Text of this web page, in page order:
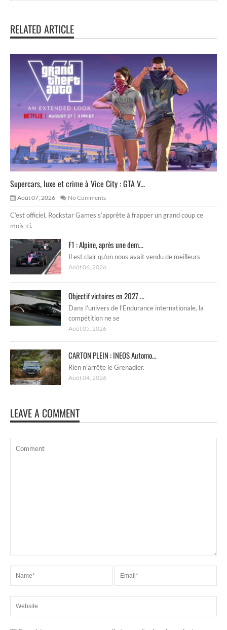
RELATED ARTICLE
Supercars, luxe et crime à Vice City : GTA V...
Août 07, 2026 No Comments
C’est officiel, Rockstar Games s’apprête à frapper un grand coup ce
mois-ci.
F1 : Alpine, après une dem...
Il est clair qu’on nous avait vendu de meilleurs
Août 06, 2026
Objectif victoires en 2027 ...
Dans l’univers de l’Endurance internationale, la
compétition ne se
Août 05, 2026
CARTON PLEIN : INEOS Automo...
Rien n’arrête le Grenadier.
Août 04, 2026
LEAVE A COMMENT